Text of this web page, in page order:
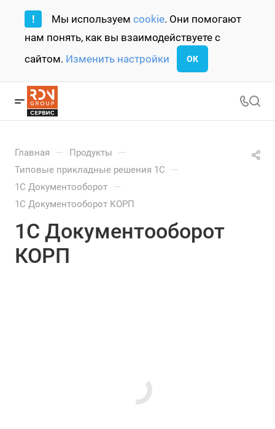
! Мы используем cookie. Они помогают
нам понять, как вы взаимодействуете с
сайтом. Изменить настройки ОК
Главная — Продукты —
Типовые прикладные решения 1С —
1С Документооборот —
1С Документооборот КОРП
1С Документооборот
КОРП